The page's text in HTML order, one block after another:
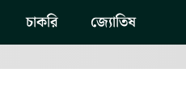
চাকরি জ্যোতিষ